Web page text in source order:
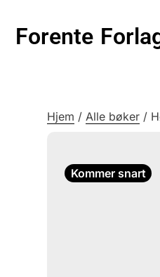
Forente
Hjem /Alle bøker /
Kommer snart